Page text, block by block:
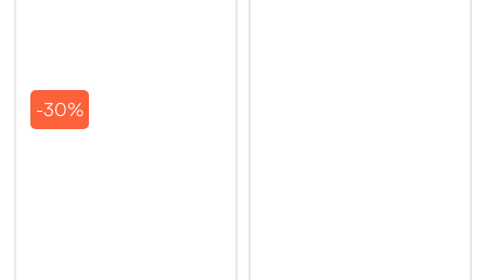
-30%